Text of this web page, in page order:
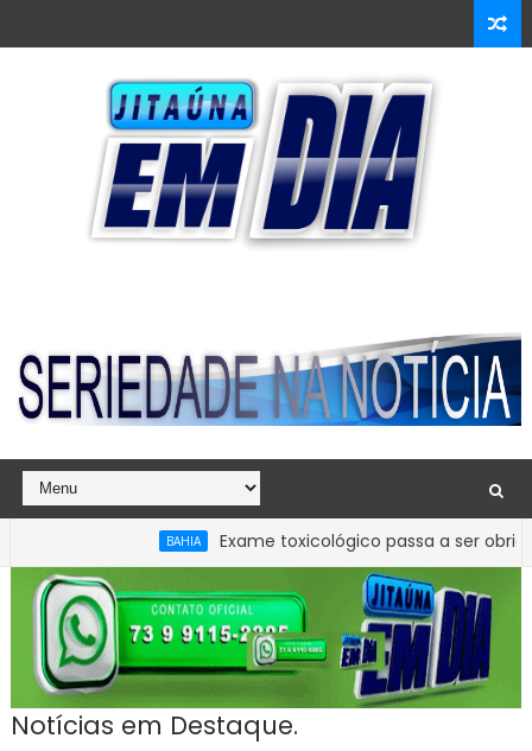
Exame toxicológico passa a ser obrigatório
Notícias em Destaque.